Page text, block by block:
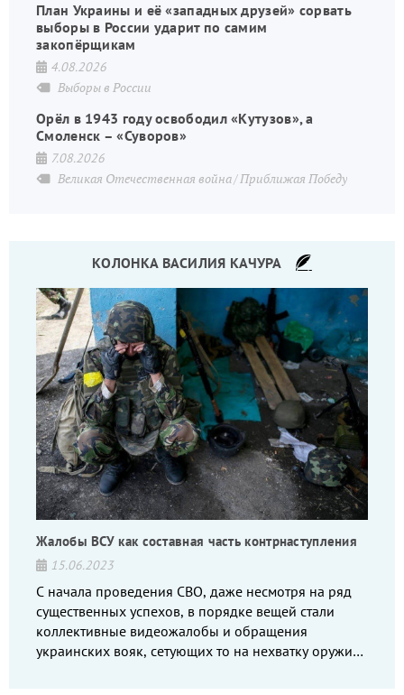
План Украины и её «западных друзей» сорвать
выборы в России ударит по самим
закопёрщикам
4.08.2026
Выборы в России
Орёл в 1943 году освободил «Кутузов», а
Смоленск – «Суворов»
7.08.2026
Великая Отечественная война Приближая Победу
КОЛОНКА ВАСИЛИЯ КАЧУРА
Жалобы ВСУ как составная часть контрнаступления
15.06.2023
С начала проведения СВО, даже несмотря на ряд
существенных успехов, в порядке вещей стали
коллективные видеожалобы и обращения
украинских вояк, сетующих то на нехватку оружия,